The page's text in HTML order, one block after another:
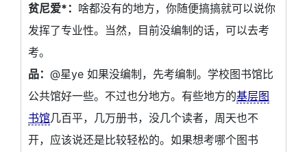
贫尼爱*： 啥都没有的地方，你随便搞搞就可以说你
发挥了专业性。当然，目前没编制的话，可以去考
考。
品： @星ye 如果没编制，先考编制。学校图书馆比
公共馆好一些。不过也分地方。有些地方的基层图
书馆几百平，几万册书，没几个读者，周天也不
开，应该说还是比较轻松的。如果想考哪个图书